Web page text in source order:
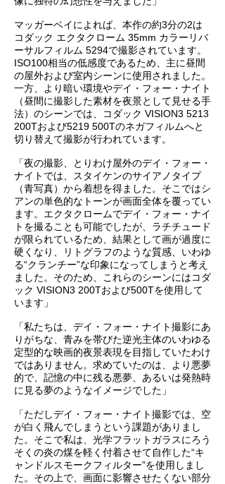
マッガーベイによれば、本作の約3分の2は
コダック エクタクローム 35mm カラーリバ
ーサルフィルム 5294で撮影されています。
ISO100相当の低感度であるため、主に昼間
の屋外および室内シーンに使用されました。
一方、より暗い環境やデイ・フォー・ナイト
（昼間に撮影した素材を夜景として見せる手
法）のシーンでは、コダック VISION3 5213
200Tおよび5219 500Tのネガフィルムへと
切り替えて撮影が行われています。
「夜の撮影、とりわけ屋外のデイ・フォー・
ナイトでは、スタイケンのサイアノタイプ
（青写真）から着想を得ました。そこではシ
アンの単色的なトーンが画面全体を覆ってい
ます。エクタクロームでデイ・フォー・ナイ
トを撮ることも可能でしたが、ラチチュード
が限られているため、結果として画が過度に
硬くなり、リトグラフのような質感、いわゆ
る“クランチー”な印象になってしまうと考え
ました。そのため、これらのシーンにはコダ
ック VISION3 200Tおよび500Tを使用して
います」
「私たちは、デイ・フォー・ナイト撮影にあ
りがちな、青みを帯びた逆光主体のいわゆる
定型的な映画的夜景表現を目指していたわけ
ではありません。求めていたのは、より悪夢
的で、記憶の中に残る悪夢、あるいは発熱時
に見る夢のようなイメージでした」
「ただしデイ・フォー・ナイト撮影では、空
が白く飛んでしまうという課題がありまし
た。そこで私は、光学フラットガラスにろう
そくの炎の煤を軽く付着させて自作した“キ
ャンドルスモークフィルター”を使用しまし
た。その上で、画面に影響させたくない部分